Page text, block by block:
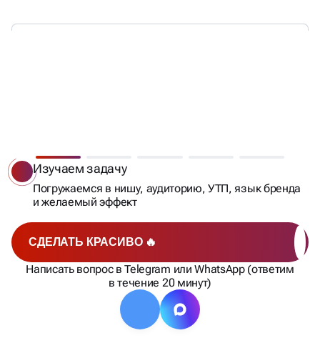
БРЕНДУ, КОТОРОЕ СТАНЕТ
КЛЮЧОМ К УСПЕХУ!
СДЕЛАТЬ КРАСИВО 🔥
Написать вопрос в Telegram или WhatsApp (ответим
в течение 20 минут)
Изучаем задачу
Погружаемся в нишу, аудиторию, УТП, язык бренда
и желаемый эффект